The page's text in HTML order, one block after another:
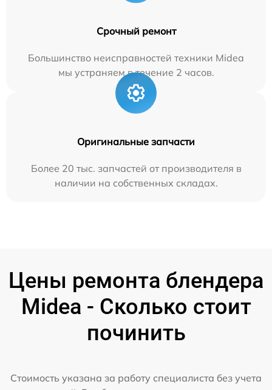
Срочный ремонт
Большинство неисправностей техники Midea
мы устраняем в течение 2 часов.
Оригинальные запчасти
Более 20 тыс. запчастей от производителя в
наличии на собственных складах.
Цены ремонта блендера
Midea - Сколько стоит
починить
Стоимость указана за работу специалиста без учета